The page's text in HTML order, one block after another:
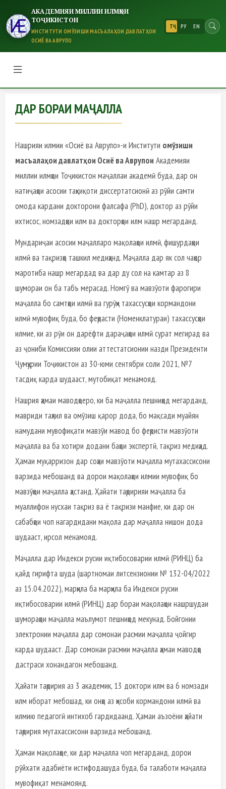
АКАДЕМИЯИ МИЛЛИИ ИЛМҲОИ
ТОҶИКИСТОН
ИНСТИТУТИ ОМӮЗИШИ МАСЪАЛАҲОИ ДАВЛАТҲОИ
ОСИЁ ВА АВРУПО
ТҶ РУ EN
ДАР БОРАИ МАҶАЛЛА
ДАР БОРАИ МАҶАЛЛА
Нашрияи илмии «Осиё ва Аврупо»-и Институти омӯзиши
масъалаҳои давлатҳои Осиё ва Аврупои Академияи
миллии илмҳои Тоҷикистон маҷаллаи академӣ буда, дар он
натиҷаҳои асосии таҳқиқоти диссертатсионӣ аз рӯйи самти
омода кардани докторони фалсафа (PhD), доктор аз рӯйи
ихтисос, номзадҳои илм ва докторҳои илм нашр мегарданд.
Мундариҷаи асосии маҷалларо мақолаҳои илмӣ, фишурдаҳои
илмӣ ва тақризҳо ташкил медиҳанд. Маҷалла дар як сол чаҳор
маротиба нашр мегардад ва дар ду сол на камтар аз 8
шумораи он ба табъ мерасад. Номгӯ ва мавзӯоти фарогири
маҷалла бо самтҳои илмӣ ва гурӯҳи тахассусҳои кормандони
илмӣ мувофиқ буда, бо феҳрасти (Номенклатураи) тахассусҳои
илмие, ки аз рӯи он дарёфти дараҷаҳои илмӣ сурат мегирад ва
аз ҷониби Комиссияи олии аттестатсионии назди Президенти
Ҷумҳурии Тоҷикистон аз 30-юми сентябри соли 2021, №7
тасдиқ карда шудааст, мутобиқат менамояд.
Нашрия ҳамаи маводҳоеро, ки ба маҷалла пешниҳод мегарданд,
мавриди таҳлил ва омӯзиш қарор дода, бо мақсади муайян
намудани мувофиқати мавзӯи мавод бо феҳристи мавзӯоти
маҷалла ва ба хотири додани баҳои экспертӣ, тақриз медиҳад.
Ҳамаи муқарризон дар соҳаи мавзӯоти маҷалла мутахассисони
варзида мебошанд ва дорои мақолаҳои илмии мувофиқ бо
мавзӯҳои маҷалла ҳастанд. Ҳайати таҳририяи маҷалла ба
муаллифон нусхаи тақриз ва ё тақризи манфие, ки дар он
сабабҳои чоп нагардидани мақола дар маҷалла нишон дода
шудааст, ирсол менамояд.
Маҷалла дар Индекси русии иқтибосоварии илмӣ (РИНЦ) ба
қайд гирифта шуда (шартномаи литсензионии № 132-04/2022
аз 15.04.2022), марҳила ба марҳила ба Индекси русии
иқтибосоварии илмӣ (РИНЦ) дар бораи мақолаҳои нашршудаи
шумораҳои маҷалла маълумот пешниҳод мекунад. Бойгонии
электронии маҷалла дар сомонаи расмии маҷалла ҷойгир
карда шудааст. Дар сомонаи расмии маҷалла ҳамаи маводҳо
дастраси хонандагон мебошанд.
Ҳайати таҳририя аз 3 академик, 13 доктори илм ва 6 номзади
илм иборат мебошад, ки онҳо аз ҳисоби кормандони илмӣ ва
илмию педагогӣ интихоб гардидаанд. Ҳамаи аъзоёни ҳайати
таҳририя мутахассисони варзида мебошанд.
Ҳамаи мақолаҳое, ки дар маҷалла чоп мегарданд, дорои
рӯйхати адабиёти истифодашуда буда, ба талаботи маҷалла
мувофиқат менамоянд.